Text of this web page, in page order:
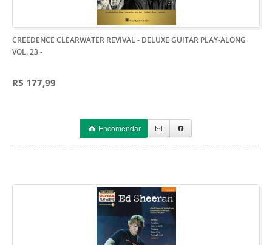
CREEDENCE CLEARWATER REVIVAL - DELUXE GUITAR PLAY-ALONG
VOL. 23-
R$ 177,99
Encomendar